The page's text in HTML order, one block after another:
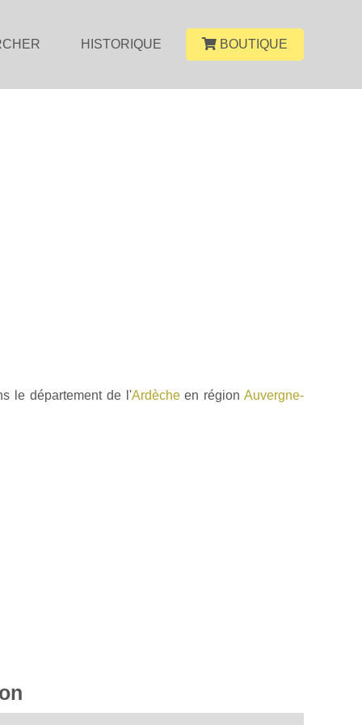
HISTORIQUE BOUTIQUE
le département de l'Ardècheen régionAuvergne-